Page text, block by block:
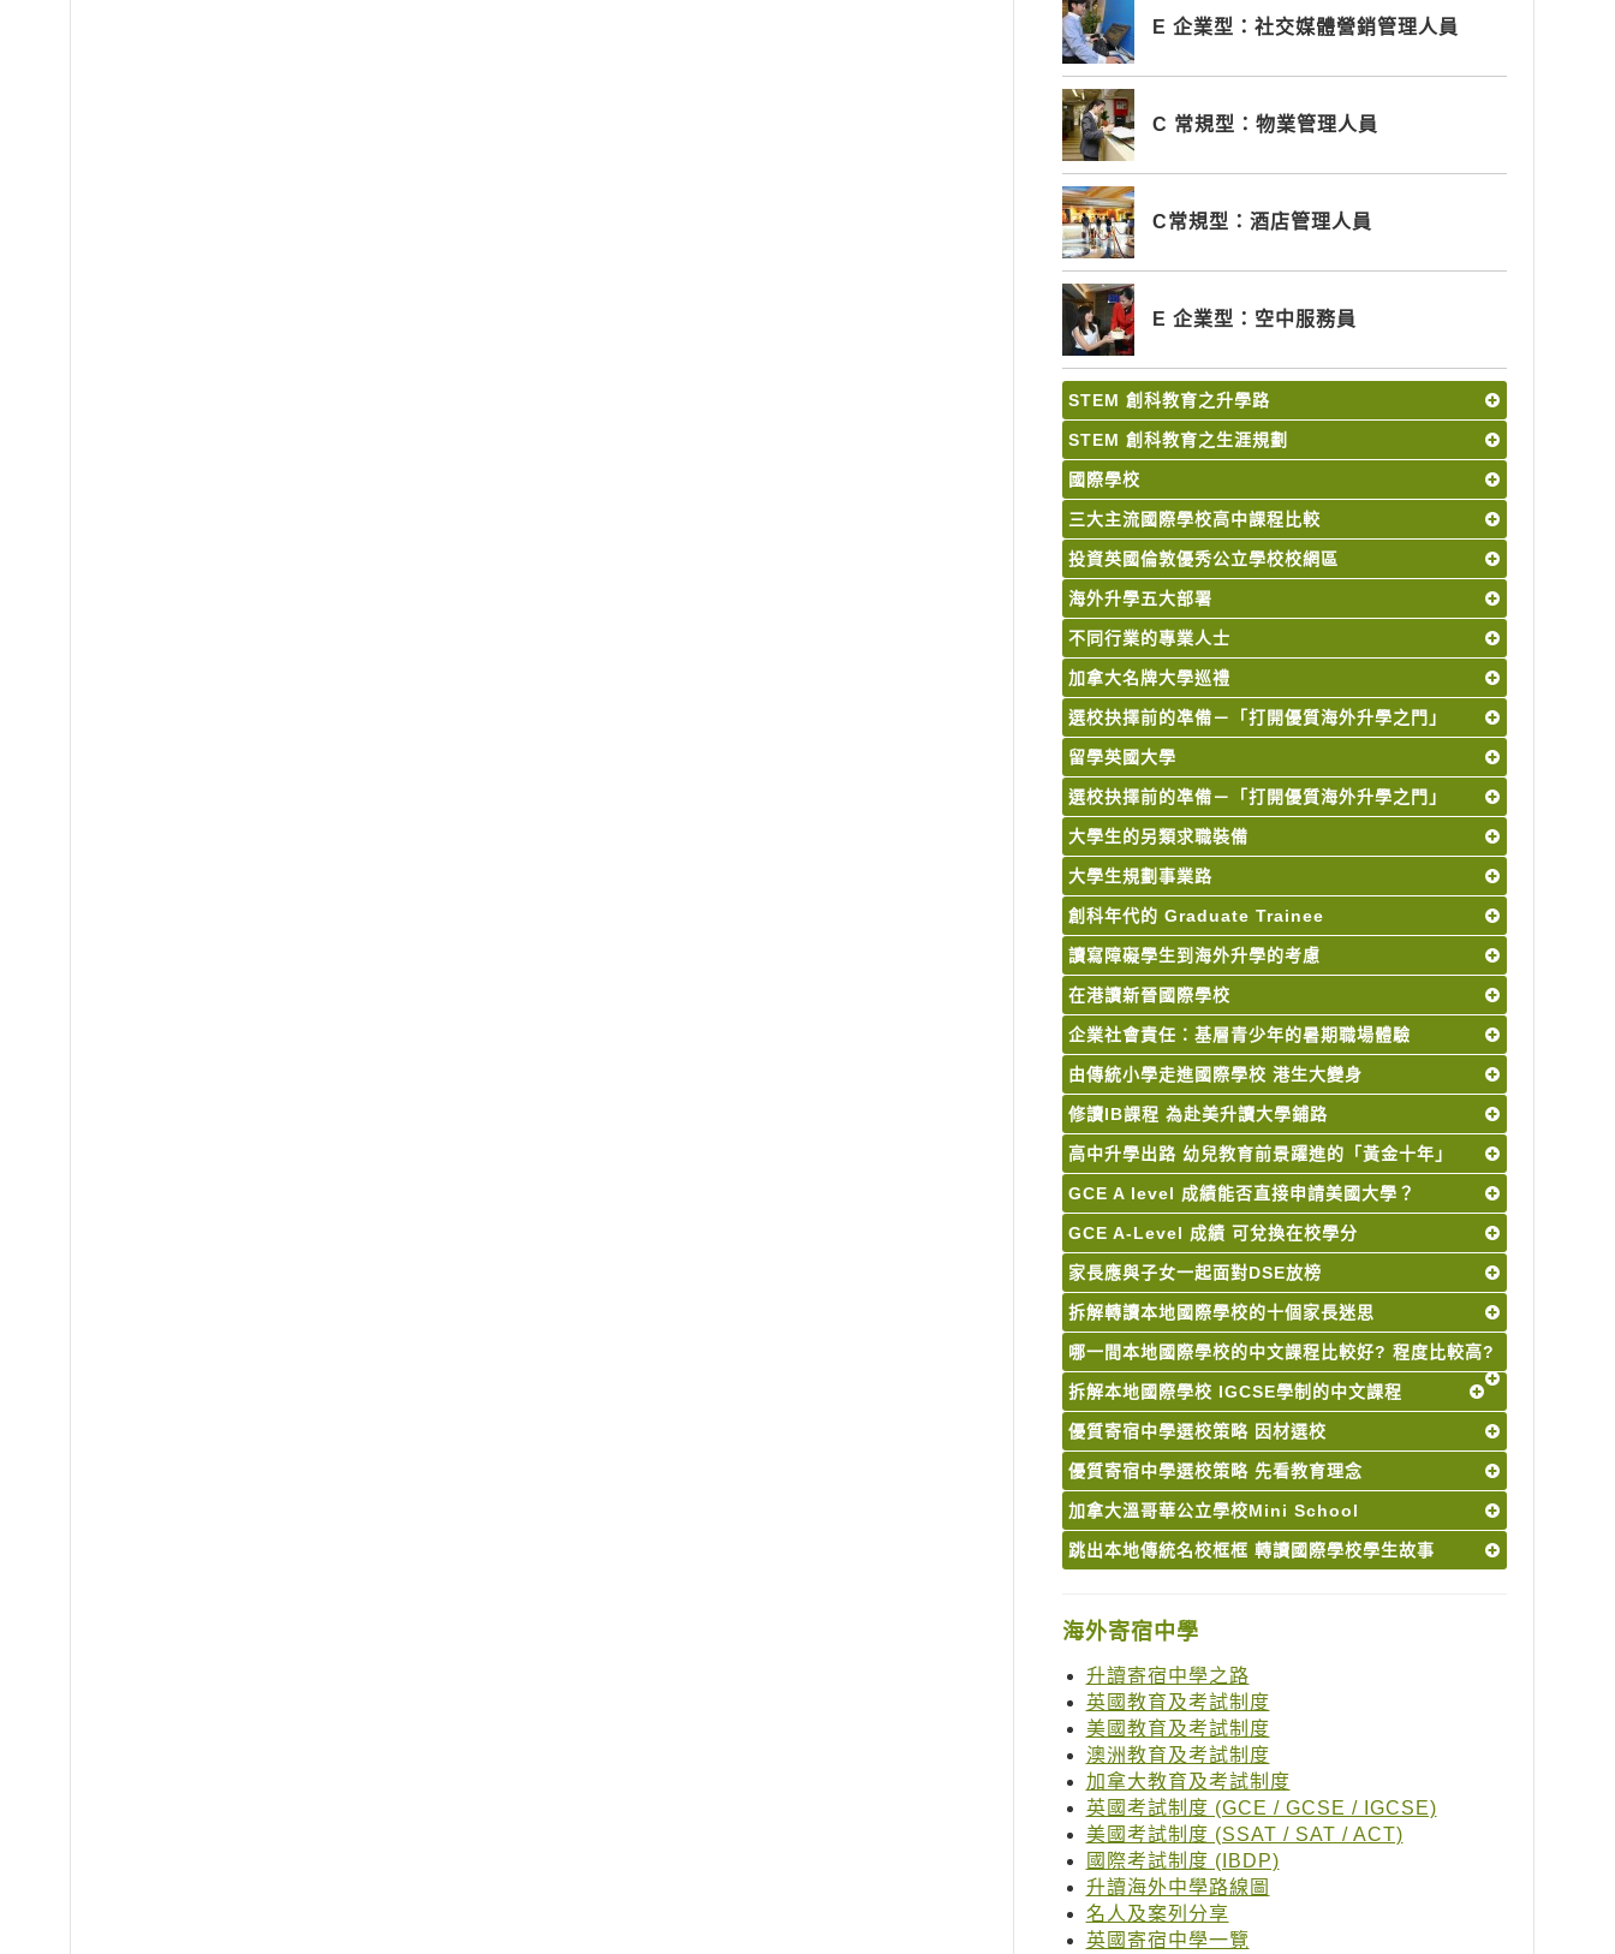
E 企業型：社交媒體營銷管理人員
C 常規型：物業管理人員
C常規型：酒店管理人員
E 企業型：空中服務員
STEM 創科教育之升學路
STEM 創科教育之生涯規劃
國際學校
三大主流國際學校高中課程比較
投資英國倫敦優秀公立學校校網區
海外升學五大部署
不同行業的專業人士
加拿大名牌大學巡禮
選校抉擇前的凖備－「打開優質海外升學之門」
留學英國大學
選校抉擇前的凖備－「打開優質海外升學之門」
大學生的另類求職裝備
大學生規劃事業路
創科年代的 Graduate Trainee
讀寫障礙學生到海外升學的考慮
在港讀新晉國際學校
企業社會責任：基層青少年的暑期職場體驗
由傳統小學走進國際學校 港生大變身
修讀IB課程 為赴美升讀大學鋪路
高中升學出路 幼兒教育前景躍進的「黃金十年」
GCE A level 成績能否直接申請美國大學？
GCE A-Level 成績 可兌換在校學分
家長應與子女一起面對DSE放榜
拆解轉讀本地國際學校的十個家長迷思
哪一間本地國際學校的中文課程比較好? 程度比較高?
拆解本地國際學校 IGCSE學制的中文課程
優質寄宿中學選校策略 因材選校
優質寄宿中學選校策略 先看教育理念
加拿大溫哥華公立學校Mini School
跳出本地傳統名校框框 轉讀國際學校學生故事
海外寄宿中學
升讀寄宿中學之路
英國教育及考試制度
美國教育及考試制度
澳洲教育及考試制度
加拿大教育及考試制度
英國考試制度 (GCE / GCSE / IGCSE)
美國考試制度 (SSAT / SAT / ACT)
國際考試制度 (IBDP)
升讀海外中學路線圖
名人及案列分享
英國寄宿中學一覽